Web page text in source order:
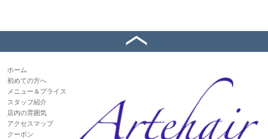
ホーム
初めての方へ
メニュー＆プライス
スタッフ紹介
店内の雰囲気
アクセスマップ
クーポン